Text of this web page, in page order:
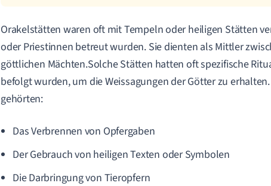
Orakelstätten waren oft mit Tempeln oder heiligen Stätten
oder Priestinnen betreut wurden. Sie dienten als Mittler
göttlichen Mächten.Solche Stätten hatten oft spezifische
befolgt wurden, um die Weissagungen der Götter zu
gehörten:
Das Verbrennen von Opfergaben
Der Gebrauch von heiligen Texten oder Symbolen
Die Darbringung von Tieropfern